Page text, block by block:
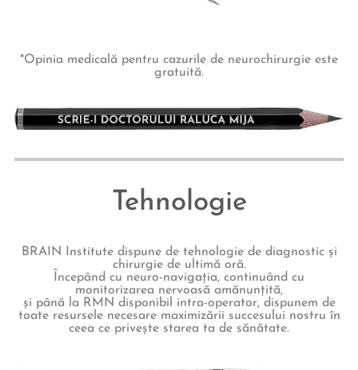
*Opinia medicală pentru cazurile de neurochirurgie este
gratuită.
Tehnologie
BRAIN Institute dispune de tehnologie de diagnostic și
chirurgie de ultimă oră.
Începând cu neuro-navigația, continuând cu
monitorizarea nervoasă amănunțită,
și până la RMN disponibil intra-operator, dispunem de
toate resursele necesare maximizării succesului nostru în
ceea ce privește starea ta de sănătate.